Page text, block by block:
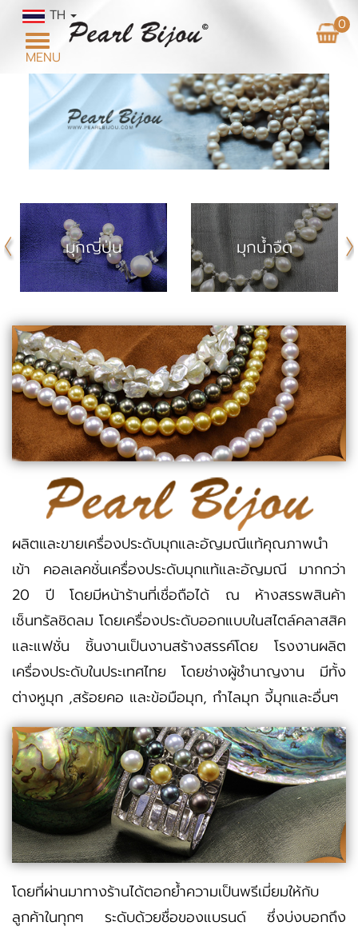
TH
Toggle
navigation
MENU
0
มุกญี่ปุ่น มุกน้ำจืด
ผลิตและขายเครื่องประดับมุกและอัญมณีแท้คุณภาพนำ
เข้า คอลเลคชั่นเครื่องประดับมุกแท้และอัญมณี มากกว่า
20 ปี โดยมีหน้าร้านที่เชื่อถือได้ ณ ห้างสรรพสินค้า
เซ็นทรัลชิดลม โดยเครื่องประดับออกแบบในสไตล์คลาสสิค
และแฟชั่น ชิ้นงานเป็นงานสร้างสรรค์โดย โรงงานผลิต
เครื่องประดับในประเทศไทย โดยช่างผู้ชำนาญงาน มีทั้ง
ต่างหูมุก ,สร้อยคอ และข้อมือมุก, กำไลมุก จี้มุกและอื่นๆ
โดยที่ผ่านมาทางร้านได้ตอกย้ำความเป็นพรีเมี่ยมให้กับ
ลูกค้าในทุกๆ ระดับด้วยชื่อของแบรนด์ ซึ่งบ่งบอกถึง